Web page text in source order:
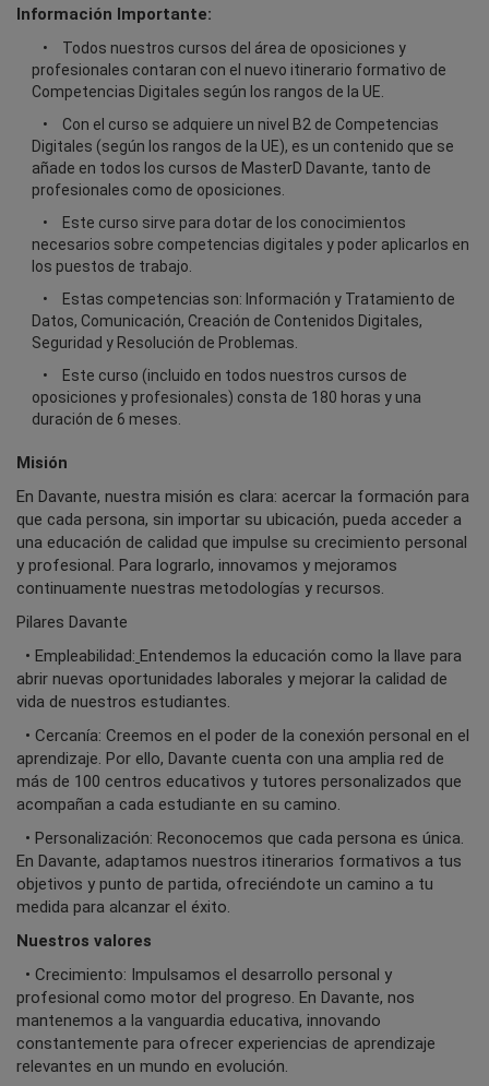
Información Importante:
Todos nuestros cursos del área de oposiciones y
profesionales contaran con el nuevo itinerario formativo de
Competencias Digitales según los rangos de la UE.
Con el curso se adquiere un nivel B2 de Competencias
Digitales (según los rangos de la UE), es un contenido que se
añade en todos los cursos de MasterD Davante, tanto de
profesionales como de oposiciones.
Este curso sirve para dotar de los conocimientos
necesarios sobre competencias digitales y poder aplicarlos en
los puestos de trabajo.
Estas competencias son: Información y Tratamiento de
Datos, Comunicación, Creación de Contenidos Digitales,
Seguridad y Resolución de Problemas.
Este curso (incluido en todos nuestros cursos de
oposiciones y profesionales) consta de 180 horas y una
duración de 6 meses.
Misión
En Davante, nuestra misión es clara: acercar la formación para
que cada persona, sin importar su ubicación, pueda acceder a
una educación de calidad que impulse su crecimiento personal
y profesional. Para lograrlo, innovamos y mejoramos
continuamente nuestras metodologías y recursos.
Pilares Davante
• Empleabilidad: Entendemos la educación como la llave para
abrir nuevas oportunidades laborales y mejorar la calidad de
vida de nuestros estudiantes.
• Cercanía: Creemos en el poder de la conexión personal en el
aprendizaje. Por ello, Davante cuenta con una amplia red de
más de 100 centros educativos y tutores personalizados que
acompañan a cada estudiante en su camino.
• Personalización: Reconocemos que cada persona es única.
En Davante, adaptamos nuestros itinerarios formativos a tus
objetivos y punto de partida, ofreciéndote un camino a tu
medida para alcanzar el éxito.
Nuestros valores
• Crecimiento: Impulsamos el desarrollo personal y
profesional como motor del progreso. En Davante, nos
mantenemos a la vanguardia educativa, innovando
constantemente para ofrecer experiencias de aprendizaje
relevantes en un mundo en evolución.